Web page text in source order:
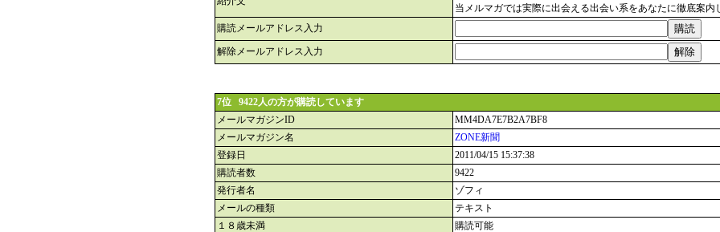
当メルマガでは実際に出会える出会い系をあなたに徹底案内
購読メールアドレス入力
解除メールアドレス入力
7位 9422人の方が購読しています
メールマガジンID
MM4DA7E7B2A7BF8
メールマガジン名
ZONE新聞
登録日
2011/04/15 15:37:38
購読者数
9422
発行者名
ゾフィ
メールの種類
テキスト
１８歳未満
購読可能